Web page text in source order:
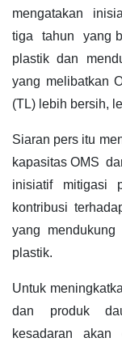
mengatakan
tiga tahun yang
plastik dan
yang melibatkan
(TL) lebih bersih,
Siaran pers itu
kapasitas OMS
inisiatif mitigasi
kontribusi
yang mendukung
plastik.
Untuk
dan produk
kesadaran